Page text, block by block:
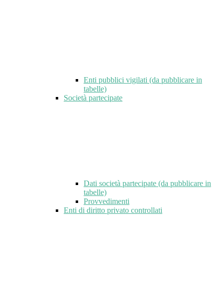
Enti pubblici vigilati (da pubblicare in
tabelle)
Società partecipate
Dati società partecipate (da pubblicare in
tabelle)
Provvedimenti
Enti di diritto privato controllati